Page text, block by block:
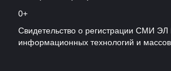
0+
Свидетельство о регистрации СМИ
информационных технологий и